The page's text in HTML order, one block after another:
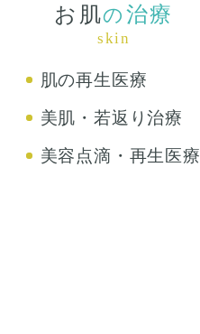
お肌の 治療
skin
肌の再生医療
美肌・若返り治療
美容点滴・再生医療